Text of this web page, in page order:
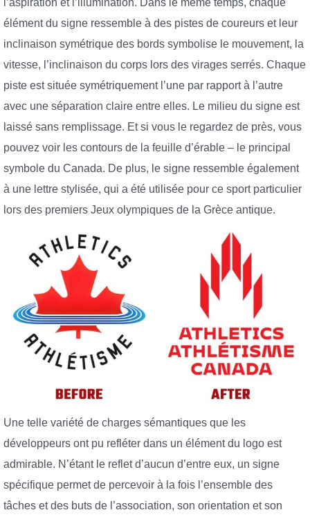
élément du signe ressemble à des pistes de coureurs et leur
inclinaison symétrique des bords symbolise le mouvement, la
vitesse, l’inclinaison du corps lors des virages serrés. Chaque
piste est située symétriquement l’une par rapport à l’autre
avec une séparation claire entre elles. Le milieu du signe est
laissé sans remplissage. Et si vous le regardez de près, vous
pouvez voir les contours de la feuille d’érable – le principal
symbole du Canada. De plus, le signe ressemble également
à une lettre stylisée, qui a été utilisée pour ce sport particulier
lors des premiers Jeux olympiques de la Grèce antique.
Une telle variété de charges sémantiques que les
développeurs ont pu refléter dans un élément du logo est
admirable. N’étant le reflet d’aucun d’entre eux, un signe
spécifique permet de percevoir à la fois l’ensemble des
tâches et des buts de l’association, son orientation et son